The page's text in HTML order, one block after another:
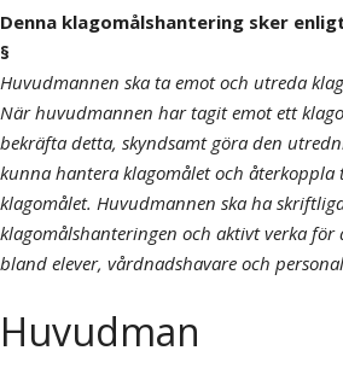
Denna klagomålshantering sker
§
Huvudmannen ska ta emot och utreda
När huvudmannen har tagit emot ett
bekräfta detta, skyndsamt göra den
kunna hantera klagomålet och
klagomålet. Huvudmannen ska ha
klagomålshanteringen och aktivt verka
bland elever, vårdnadshavare och
Huvudman